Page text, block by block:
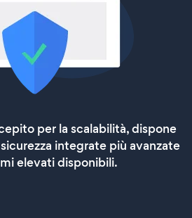
per la scalabilità, dispone
integrate più avanzate
elevati disponibili.